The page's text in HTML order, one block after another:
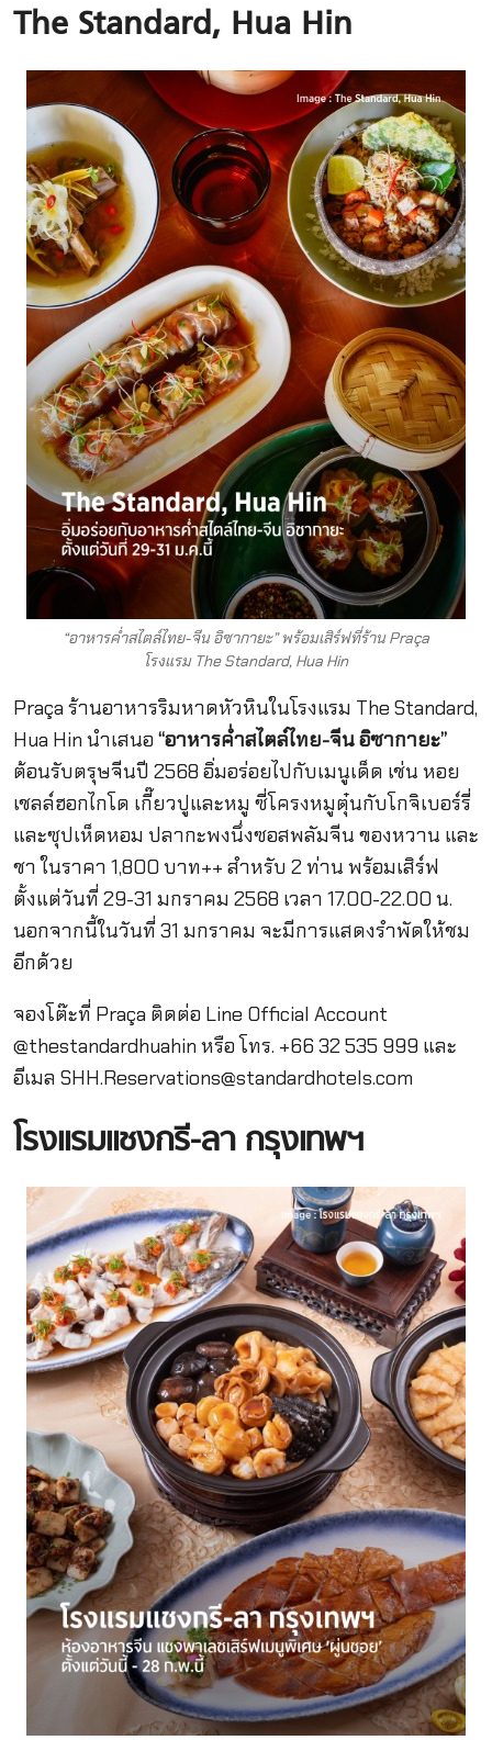
The Standard, Hua Hin
“อาหารค่ำสไตล์ไทย-จีน อิซากายะ” พร้อมเสิร์ฟที่ร้าน Praça
โรงแรม The Standard, Hua Hin
Praça ร้านอาหารริมหาดหัวหินในโรงแรม The Standard,
Hua Hin นำเสนอ “อาหารค่ำสไตล์ไทย-จีน อิซากายะ”
ต้อนรับตรุษจีนปี 2568 อิ่มอร่อยไปกับเมนูเด็ด เช่น หอย
เชลล์ฮอกไกโด เกี๊ยวปูและหมู ซี่โครงหมูตุ๋นกับโกจิเบอร์รี่
และซุปเห็ดหอม ปลากะพงนึ่งซอสพลัมจีน ของหวาน และ
ชา ในราคา 1,800 บาท++ สำหรับ 2 ท่าน พร้อมเสิร์ฟ
ตั้งแต่วันที่ 29-31 มกราคม 2568 เวลา 17.00-22.00 น.
นอกจากนี้ในวันที่ 31 มกราคม จะมีการแสดงรำพัดให้ชม
อีกด้วย
จองโต๊ะที่ Praça ติดต่อ Line Official Account
@thestandardhuahin หรือ โทร. +66 32 535 999 และ
อีเมล SHH.Reservations@standardhotels.com
โรงแรมแชงกรี-ลา กรุงเทพฯ